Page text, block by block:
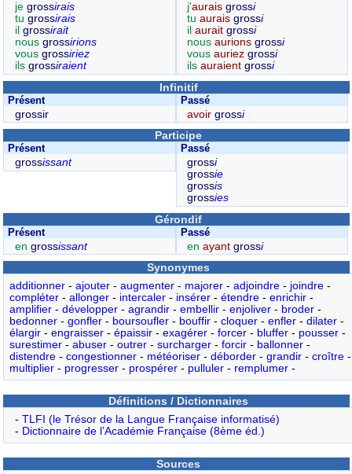
je grossirais
tu grossirais
il grossirait
nous grossirions
vous grossiriez
ils grossiraient
j'aurais grossi
tuaurais grossi
ilaurait grossi
nousaurions grossi
vousauriez grossi
ilsauraient grossi
Infinitif
Présent
grossir
Passé
avoir grossi
Participe
Présent
grossissant
Passé
grossi
grossie
grossis
grossies
Gérondif
Présent
en grossissant
Passé
enayant grossi
Synonymes
additionner- ajouter- augmenter- majorer- adjoindre- joindre-
compléter- allonger- intercaler- insérer- étendre- enrichir-
amplifier- développer- agrandir- embellir- enjoliver- broder-
bedonner- gonfler- boursoufler- bouffir- cloquer- enfler- dilater-
élargir- engraisser- épaissir- exagérer- forcer- bluffer- pousser-
surestimer- abuser- outrer- surcharger- forcir- ballonner-
distendre- congestionner- météoriser- déborder- grandir- croître-
multiplier- progresser- prospérer- pulluler- remplumer-
Définitions / Dictionnaires
- TLFI (le Trésor de la Langue Française informatisé)
- Dictionnaire de l’Académie Française (8ème éd.)
Sources